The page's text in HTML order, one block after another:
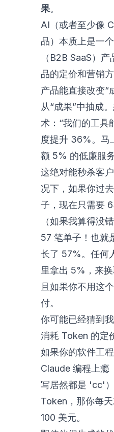
果。
AI（或者至少像
品）本质上是一
（B2B SaaS）
品的定价和营销
产品能直接改变“
从“成果”中抽成
术：“我们的工具
度提升 36%。马
额 5% 的低廉服
这绝对能秒杀客
况下，如果你过
子，现在只需要
（如果我算得没
57 笔单子！也就
长了 57%。任何
里拿出 5%，来
且如果你不用这
付。
你可能已经猜到
消耗 Token 的定
如果你的软件工
Claude 编程上瘾
写居然都是 'cc'
Token，那你每
100 美元。